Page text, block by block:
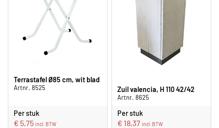
Terrastafel Ø85 cm, wit blad
Artnr. 8525
Per stuk
€ 5,75 incl. BTW
Zuil valencia, H 110 42/42
Artnr. 8625
Per stuk
€ 18,37 incl. BTW